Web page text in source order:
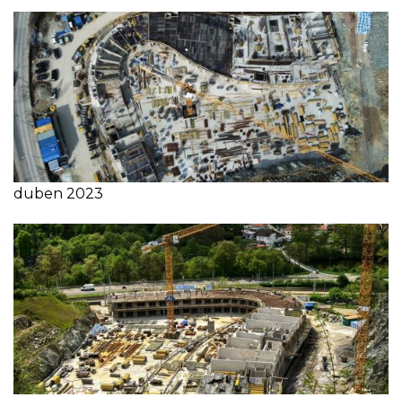
duben 2023